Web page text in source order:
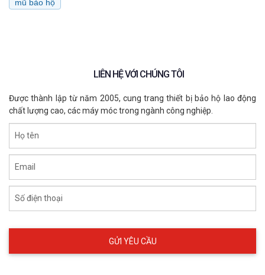
5. Vì sao nên chọn mũ bảo hộ Thùy
Dương N30?
✔ Đạt tiêu chuẩn an toàn Việt Nam
✔ Vỏ nhựa HDPE nguyên sinh bền chắc
✔ Chống va đập, chịu nhiệt tốt
mũ bảo hộ
LIÊN HỆ VỚI CHÚNG TÔI
Được thành lập từ năm 2005, cung trang thiết bị bảo hộ lao động
chất lượng cao, các máy móc trong ngành công nghiệp.
Họ tên
Email
Số điện thoại